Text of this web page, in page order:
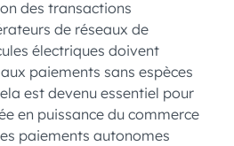
des transactions
de réseaux de
électriques doivent
paiements sans espèces
est devenu essentiel pour
en puissance du commerce
paiements autonomes